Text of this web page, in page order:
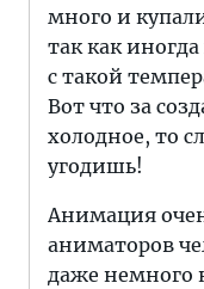
много и
так как
с такой
Вот что за
холодное, то
угодишь!
Анимация
аниматоров
даже немного